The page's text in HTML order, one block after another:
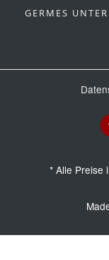
GERMES
*Alle Preise